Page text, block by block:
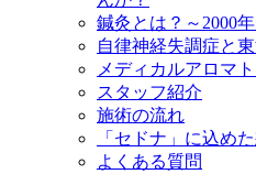
鍼灸とは？～2000
自律神経失調症と
メディカルアロマ
スタッフ紹介
施術の流れ
「セドナ」に込め
よくある質問